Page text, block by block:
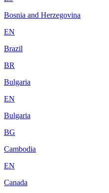
Bosnia and Herzegovina
EN
Brazil
BR
Bulgaria
EN
Bulgaria
BG
Cambodia
EN
Canada